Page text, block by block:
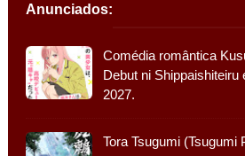
Anunciados:
Comédia romântica
Debut ni Shippaishiteiru
2027.
Tora Tsugumi (Tsugumi